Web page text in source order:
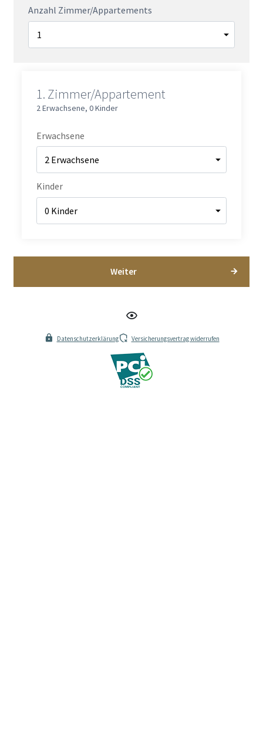
Anzahl Zimmer/Appartements
1. Zimmer/Appartement
2 Erwachsene, 0 Kinder
Erwachsene
Kinder
Weiter
Datenschutzerklärung Versicherungsvertrag widerrufen